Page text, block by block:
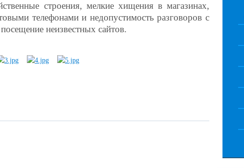
строения, мелкие хищения в магазинах,
телефонами и недопустимость разговоров с
неизвестных сайтов.